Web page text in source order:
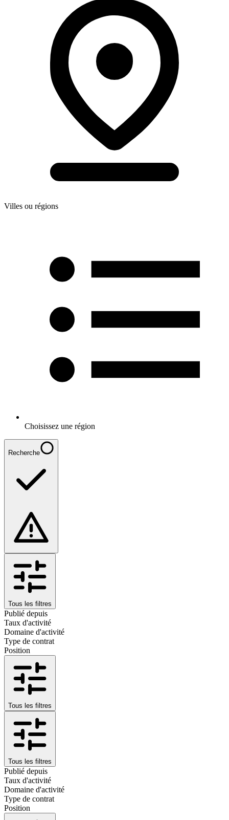
Villes ou régions
Choisissez une région
Recherche
Tous les filtres
Publié depuis
Taux d'activité
Domaine d'activité
Type de contrat
Position
Tous les filtres
Tous les filtres
Publié depuis
Taux d'activité
Domaine d'activité
Type de contrat
Position